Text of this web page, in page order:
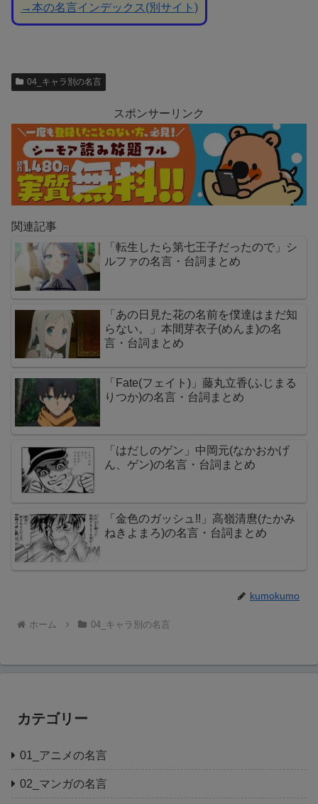
→本の名言インデックス(別サイト)
04_キャラ別の名言
スポンサーリンク
関連記事
「転生したら第七王子だったので」シ
ルファの名言・台詞まとめ
「あの日見た花の名前を僕達はまだ知
らない。」本間芽衣子(めんま)の名
言・台詞まとめ
「Fate(フェイト)」藤丸立香(ふじまる
りつか)の名言・台詞まとめ
「はだしのゲン」中岡元(なかおかげ
ん、ゲン)の名言・台詞まとめ
「金色のガッシュ!!」高嶺清麿(たかみ
ねきよまろ)の名言・台詞まとめ
kumokumo
ホーム 04_キャラ別の名言
カテゴリー
01_アニメの名言
02_マンガの名言